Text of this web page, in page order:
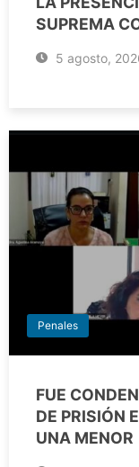
SUPREMA
5 agosto,
Penales
FUE
DE PRISIÓN
UNA MENOR